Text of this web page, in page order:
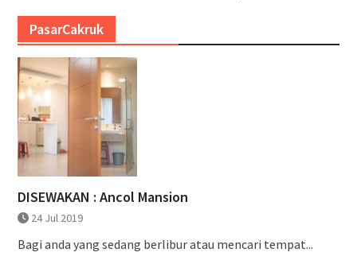
PasarCakruk
DISEWAKAN : Ancol Mansion
24 Jul 2019
Bagi anda yang sedang berlibur atau mencari tempat...